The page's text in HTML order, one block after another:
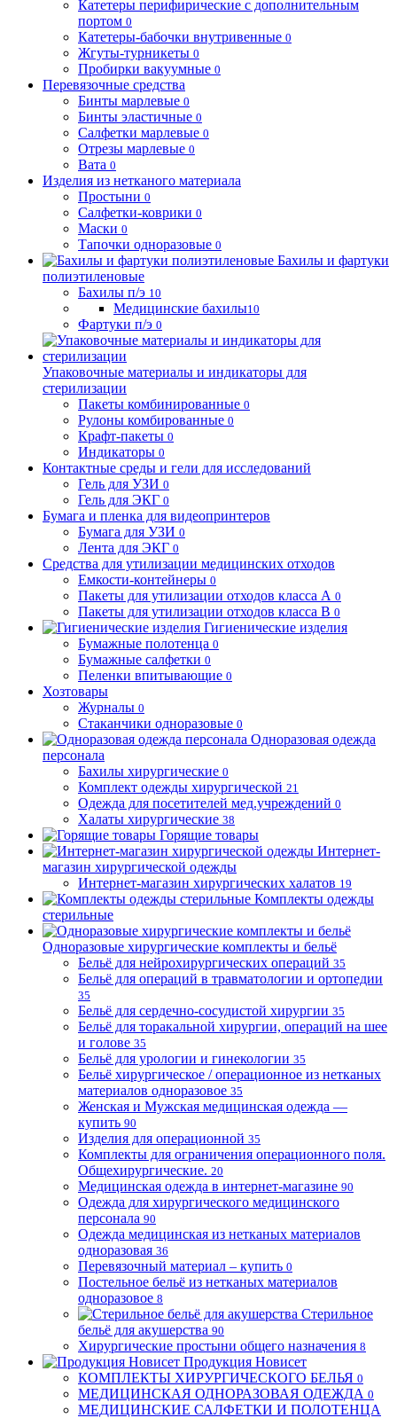
Катетеры перифирические с дополнительным
портом 0
Катетеры-бабочки внутривенные 0
Жгуты-турникеты 0
Пробирки вакуумные 0
Перевязочные средства
Бинты марлевые 0
Бинты эластичные 0
Салфетки марлевые 0
Отрезы марлевые 0
Вата 0
Изделия из нетканого материала
Простыни 0
Салфетки-коврики 0
Маски 0
Тапочки одноразовые 0
Бахилы и фартуки
полиэтиленовые
Бахилы п/э 10
Медицинские бахилы10
Фартуки п/э 0
Упаковочные материалы и индикаторы для
стерилизации
Пакеты комбинированные 0
Рулоны комбированные 0
Крафт-пакеты 0
Индикаторы 0
Контактные среды и гели для исследований
Гель для УЗИ 0
Гель для ЭКГ 0
Бумага и пленка для видеопринтеров
Бумага для УЗИ 0
Лента для ЭКГ 0
Средства для утилизации медицинских отходов
Емкости-контейнеры 0
Пакеты для утилизации отходов класса А 0
Пакеты для утилизации отходов класса В 0
Гигиенические изделия
Бумажные полотенца 0
Бумажные салфетки 0
Пеленки впитывающие 0
Хозтовары
Журналы 0
Стаканчики одноразовые 0
Одноразовая одежда
персонала
Бахилы хирургические 0
Комплект одежды хирургической 21
Одежда для посетителей мед.учреждений 0
Халаты хирургические 38
Горящие товары
Интернет-
магазин хирургической одежды
Интернет-магазин хирургических халатов 19
Комплекты одежды
стерильные
Одноразовые хирургические комплекты и бельё
Бельё для нейрохирургических операций 35
Бельё для операций в травматологии и ортопедии
35
Бельё для сердечно-сосудистой хирургии 35
Бельё для торакальной хирургии, операций на шее
и голове 35
Бельё для урологии и гинекологии 35
Бельё хирургическое / операционное из нетканых
материалов одноразовое 35
Женская и Мужская медицинская одежда —
купить 90
Изделия для операционной 35
Комплекты для ограничения операционного поля.
Общехирургические. 20
Медицинская одежда в интернет-магазине 90
Одежда для хирургического медицинского
персонала 90
Одежда медицинская из нетканых материалов
одноразовая 36
Перевязочный материал – купить 0
Постельное бельё из нетканых материалов
одноразовое 8
Стерильное
бельё для акушерства 90
Хирургические простыни общего назначения 8
Продукция Новисет
КОМПЛЕКТЫ ХИРУРГИЧЕСКОГО БЕЛЬЯ 0
МЕДИЦИНСКАЯ ОДНОРАЗОВАЯ ОДЕЖДА 0
МЕДИЦИНСКИЕ САЛФЕТКИ И ПОЛОТЕНЦА